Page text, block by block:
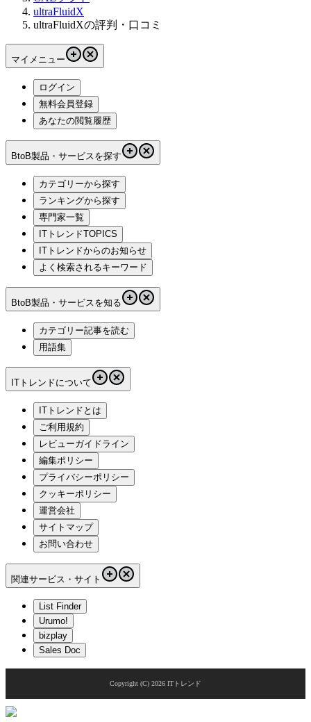
ultraFluidX
ultraFluidXの評判・口コミ
マイメニュー
ログイン
無料会員登録
あなたの閲覧履歴
BtoB製品・サービスを探す
カテゴリーから探す
ランキングから探す
専門家一覧
ITトレンドTOPICS
ITトレンドからのお知らせ
よく検索されるキーワード
BtoB製品・サービスを知る
カテゴリー記事を読む
用語集
ITトレンドについて
ITトレンドとは
ご利用規約
レビューガイドライン
編集ポリシー
プライバシーポリシー
クッキーポリシー
運営会社
サイトマップ
お問い合わせ
関連サービス・サイト
List Finder
Urumo!
bizplay
Sales Doc
Copyright (C) 2026 ITトレンド